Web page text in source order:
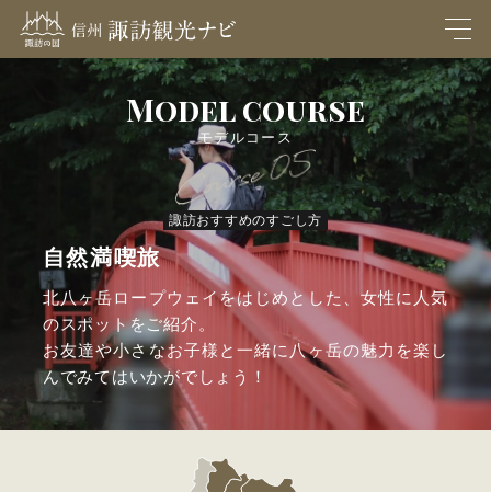
EN
U
Model course
モデルコース
諏訪おすすめのすごし方
自然満喫旅
北八ヶ岳ロープウェイをはじめとした、女性に人気
のスポットをご紹介。
お友達や小さなお子様と一緒に八ヶ岳の魅力を楽し
んでみてはいかがでしょう！